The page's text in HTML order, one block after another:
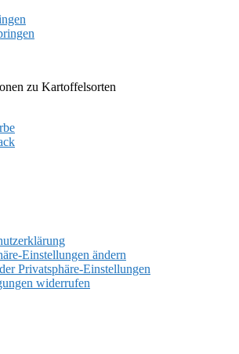
zu Kartoffelsorten
Einstellungen ändern
Privatsphäre-Einstellungen
widerrufen